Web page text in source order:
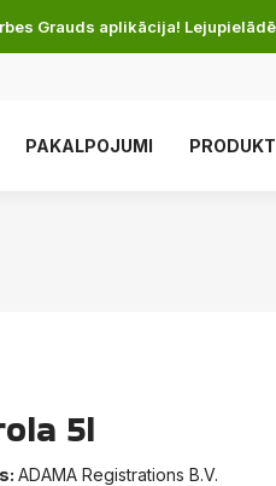
Grauds aplikācija! Lejupielādē
PAKALPOJUMI
5l
ADAMA Registrations B.V.